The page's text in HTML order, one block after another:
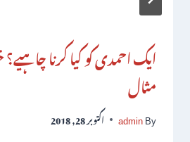
ایک احمدی کو کیا کرنا چاہیے؟
مثال
By
admin اکتوبر 28, 2018